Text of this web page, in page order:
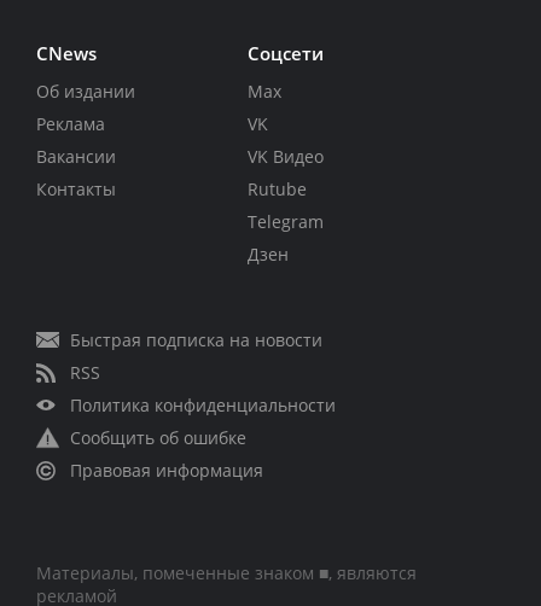
CNews
Об издании
Реклама
Вакансии
Контакты
Соцсети
Max
VK
VK Видео
Rutube
Telegram
Дзен
Быстрая подписка на новости
RSS
Политика конфиденциальности
Сообщить об ошибке
Правовая информация
Материалы, помеченные знаком ■, являются
рекламой